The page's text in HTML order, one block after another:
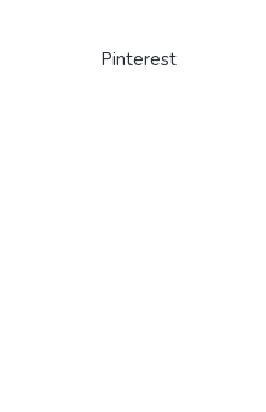
Pinterest